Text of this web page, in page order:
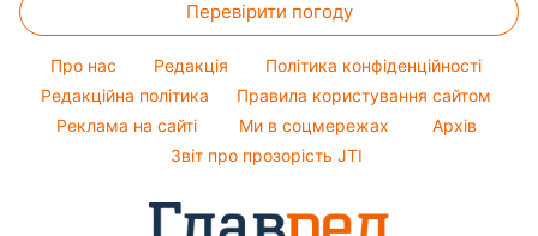
Кейт Міддлтон
Алла Пугачова
Максим Галкін
Віталій Козловський
Модні помилки
Новини моди
Поради від Андре Тана
Тести по картинці
Оптичні ілюзії
Народні прикмети
Усе про шоу-бізнес
Перевірити погоду
Про нас Редакція
Політика конфіденційності
Редакційна політика
Правила користування сайтом
Реклама на сайті
Ми в соцмережах
Архів
Звіт про прозорість JTI